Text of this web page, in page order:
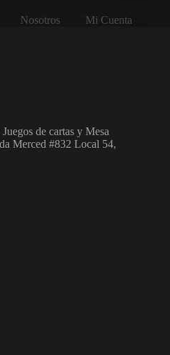
Nosotros
Mi Cuenta
de cartas y Mesa
Merced #832 Local 54,